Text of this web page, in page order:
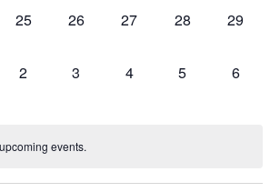
0
25
0
26
0
27
0
28
0
29
0
2
0
3
0
4
0
5
0
6
events.